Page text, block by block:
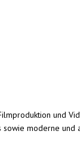
und
moderne und